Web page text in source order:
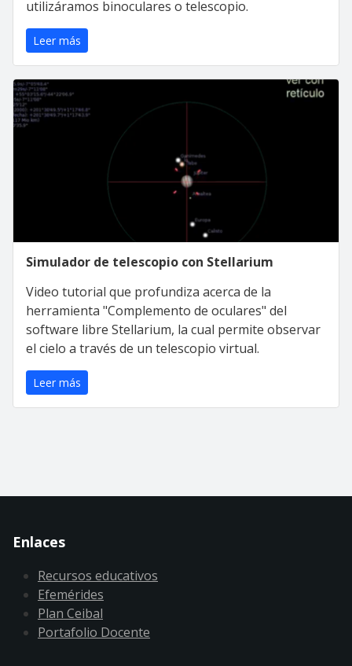
utilizáramos binoculares o telescopio.
Leer más
Simulador de telescopio con Stellarium
Video tutorial que profundiza acerca de la
herramienta "Complemento de oculares" del
software libre Stellarium, la cual permite observar
el cielo a través de un telescopio virtual.
Leer más
Enlaces
Recursos educativos
Efemérides
Plan Ceibal
Portafolio Docente